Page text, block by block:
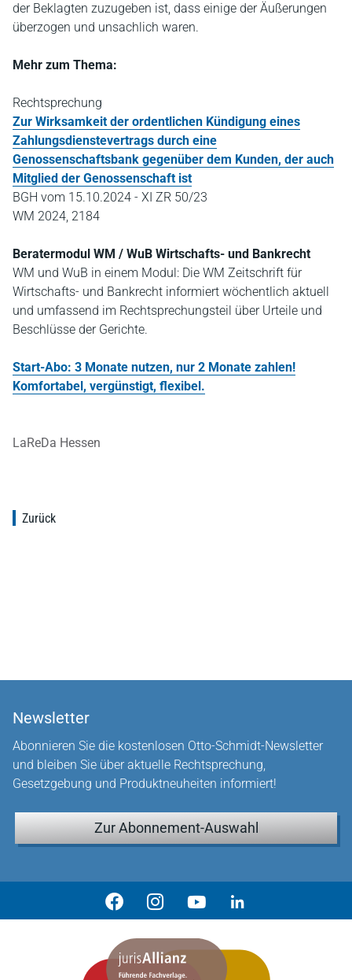
der Beklagten zuzugeben ist, dass einige der Äußerungen
überzogen und unsachlich waren.
Mehr zum Thema:
Rechtsprechung
Zur Wirksamkeit der ordentlichen Kündigung eines
Zahlungsdienstevertrags durch eine
Genossenschaftsbank gegenüber dem Kunden, der auch
Mitglied der Genossenschaft ist
BGH vom 15.10.2024 - XI ZR 50/23
WM 2024, 2184
Beratermodul WM / WuB Wirtschafts- und Bankrecht
WM und WuB in einem Modul: Die WM Zeitschrift für
Wirtschafts- und Bankrecht informiert wöchentlich aktuell
und umfassend im Rechtsprechungsteil über Urteile und
Beschlüsse der Gerichte.
Start-Abo: 3 Monate nutzen, nur 2 Monate zahlen!
Komfortabel, vergünstigt, flexibel.
LaReDa Hessen
Zurück
Newsletter
Abonnieren Sie die kostenlosen Otto-Schmidt-Newsletter
und bleiben Sie über aktuelle Rechtsprechung,
Gesetzgebung und Produktneuheiten informiert!
Zur Abonnement-Auswahl